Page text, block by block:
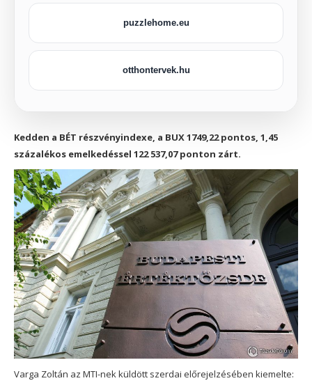
puzzlehome.eu
otthontervek.hu
Kedden a BÉT részvényindexe, a BUX 1749,22 pontos, 1,45
százalékos emelkedéssel 122 537,07 ponton zárt.
Varga Zoltán az MTI-nek küldött szerdai előrejelzésében kiemelte: